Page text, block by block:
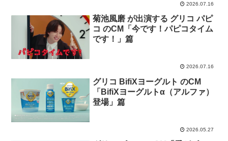
2026.07.16
菊池風磨 が出演する グリコ パピ
コ のCM「今です！パピコタイム
です！」篇
2026.07.16
グリコ BifiXヨーグルト のCM
「BifiXヨーグルトα（アルファ）
登場」篇
2026.05.27